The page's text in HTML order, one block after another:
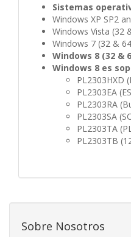
Sistemas
Windows XP SP2
Windows Vista (32
Windows 7 (32 &
Windows 8 (32 &
Windows 8 es
PL2303HXD
PL2303EA
PL2303RA
PL2303SA
PL2303TA
PL2303TB
Sobre Nosotros